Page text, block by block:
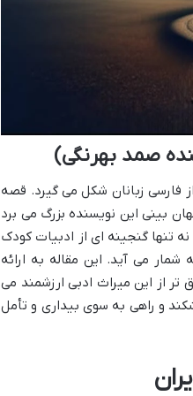
فارسی زبانان شکل می گیرد. قصه
عمق جهان بینی این نویسنده بزرگ می برد
تنها گنجینه ای از ادبیات کودک
شمار می آید. این مقاله به ارائه
عمیق تر از این میراث ادبی ارزشمند می
و راهی به سوی بیداری و تأمل